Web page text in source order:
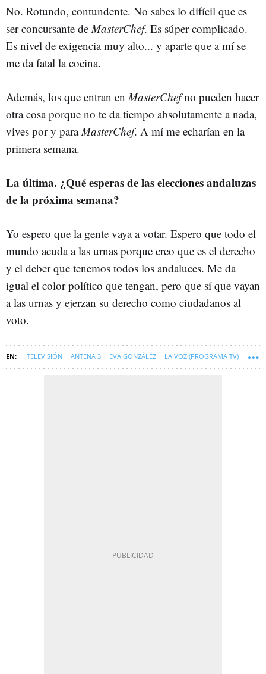
No. Rotundo, contundente. No sabes lo difícil que es
ser concursante deMasterChef. Es súper complicado.
Es nivel de exigencia muy alto... y aparte que a mí se
me da fatal la cocina.
Además, los que entran enMasterChefno pueden hacer
otra cosa porque no te da tiempo absolutamente a nada,
vives por y paraMasterChef. A mí me echarían en la
primera semana.
La última. ¿Qué esperas de las elecciones andaluzas
de la próxima semana?
Yo espero que la gente vaya a votar. Espero que todo el
mundo acuda a las urnas porque creo que es el derecho
y el deber que tenemos todos los andaluces. Me da
igual el color político que tengan, pero que sí que vayan
a las urnas y ejerzan su derecho como ciudadanos al
voto.
TELEVISIÓN ANTENA 3 EVA GONZÁLEZ LA VOZ (PROGRAMA TV)